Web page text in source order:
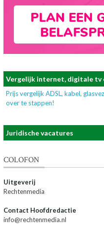
Vergelijk internet, digitale tv
Prijs vergelijk ADSL, kabel,
over te stappen!
Juridische vacatures
COLOFON
Uitgeverij
Rechtenmedia
Contact Hoofdredactie
info@rechtenmedia.nl